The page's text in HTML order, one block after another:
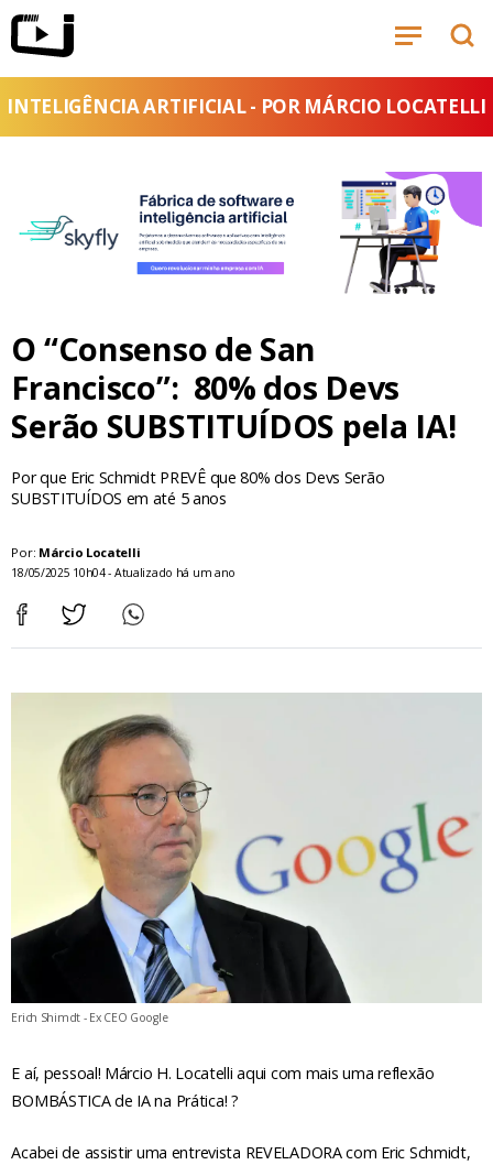
INTELIGÊNCIA ARTIFICIAL - POR MÁRCIO LOCATELLI
O “Consenso de San
Francisco”: 80% dos Devs
Serão SUBSTITUÍDOS pela IA!
Por que Eric Schmidt PREVÊ que 80% dos Devs Serão
SUBSTITUÍDOS em até 5 anos
Por: Márcio Locatelli
18/05/2025 10h04 - Atualizado há um ano
Erich Shimdt - Ex CEO Google
E aí, pessoal! Márcio H. Locatelli aqui com mais uma reflexão
BOMBÁSTICA de IA na Prática! ?
Acabei de assistir uma entrevista REVELADORA com Eric Schmidt,